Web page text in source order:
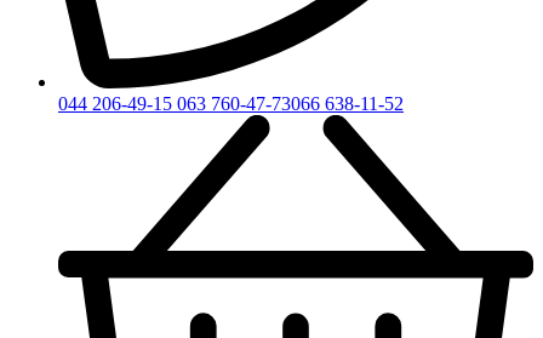
044 206-49-15 063 760-47-73066 638-11-52